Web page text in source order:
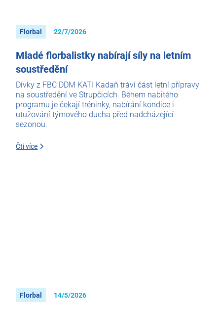
Florbal 22/7/2026
Mladé florbalistky nabírají síly na letním
soustředění
Dívky z FBC DDM KATI Kadaň tráví část letní přípravy
na soustředění ve Strupčicích. Během nabitého
programu je čekají tréninky, nabírání kondice i
utužování týmového ducha před nadcházející
sezonou.
Čti více
Florbal 14/5/2026